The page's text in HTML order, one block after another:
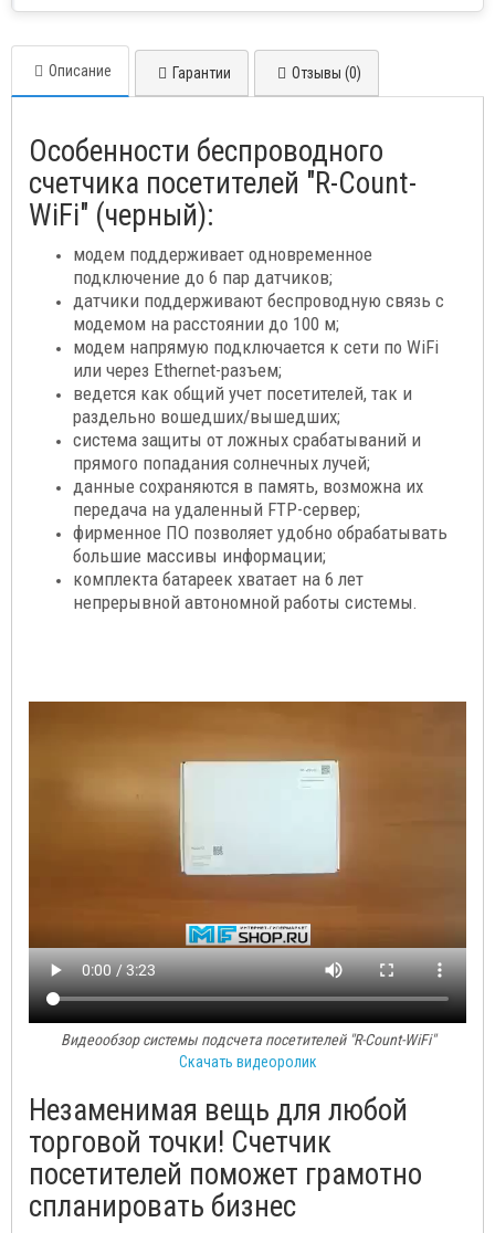
Описание Гарантии Отзывы (0)
Особенности беспроводного
счетчика посетителей "R-Count-
WiFi" (черный):
модем поддерживает одновременное
подключение до 6 пар датчиков;
датчики поддерживают беспроводную связь с
модемом на расстоянии до 100 м;
модем напрямую подключается к сети по WiFi
или через Ethernet-разъем;
ведется как общий учет посетителей, так и
раздельно вошедших/вышедших;
система защиты от ложных срабатываний и
прямого попадания солнечных лучей;
данные сохраняются в память, возможна их
передача на удаленный FTP-сервер;
фирменное ПО позволяет удобно обрабатывать
большие массивы информации;
комплекта батареек хватает на 6 лет
непрерывной автономной работы системы.
Видеообзор системы подсчета посетителей "R-Count-WiFi"
Скачать видеоролик
Незаменимая вещь для любой
торговой точки! Счетчик
посетителей поможет грамотно
спланировать бизнес